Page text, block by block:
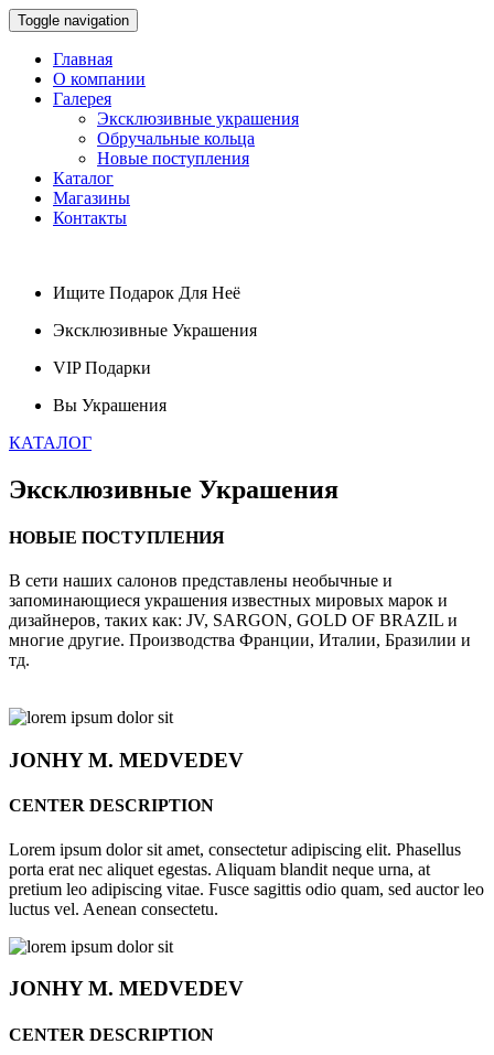
Toggle navigation
Главная
О компании
Галерея
Эксклюзивные украшения
Обручальные кольца
Новые поступления
Каталог
Магазины
Контакты
Ищите Подарок Для Неё
Эксклюзивные Украшения
VIPПодарки
Вы Украшения
КАТАЛОГ
Эксклюзивные Украшения
НОВЫЕ ПОСТУПЛЕНИЯ
В сети наших салонов представлены необычные и
запоминающиеся украшения известных мировых марок и
дизайнеров, таких как: JV, SARGON, GOLD OF BRAZIL и
многие другие. Производства Франции, Италии, Бразилии и
тд.
JONHYM. MEDVEDEV
CENTER DESCRIPTION
Lorem ipsum dolor sit amet, consectetur adipiscing elit. Phasellus
porta erat nec aliquet egestas. Aliquam blandit neque urna, at
pretium leo adipiscing vitae. Fusce sagittis odio quam, sed auctor leo
luctus vel. Aenean consectetu.
JONHYM. MEDVEDEV
CENTER DESCRIPTION